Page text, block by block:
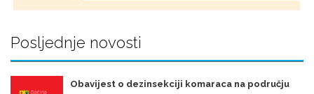
Posljednje novosti
Obavijest o dezinsekciji komaraca na području